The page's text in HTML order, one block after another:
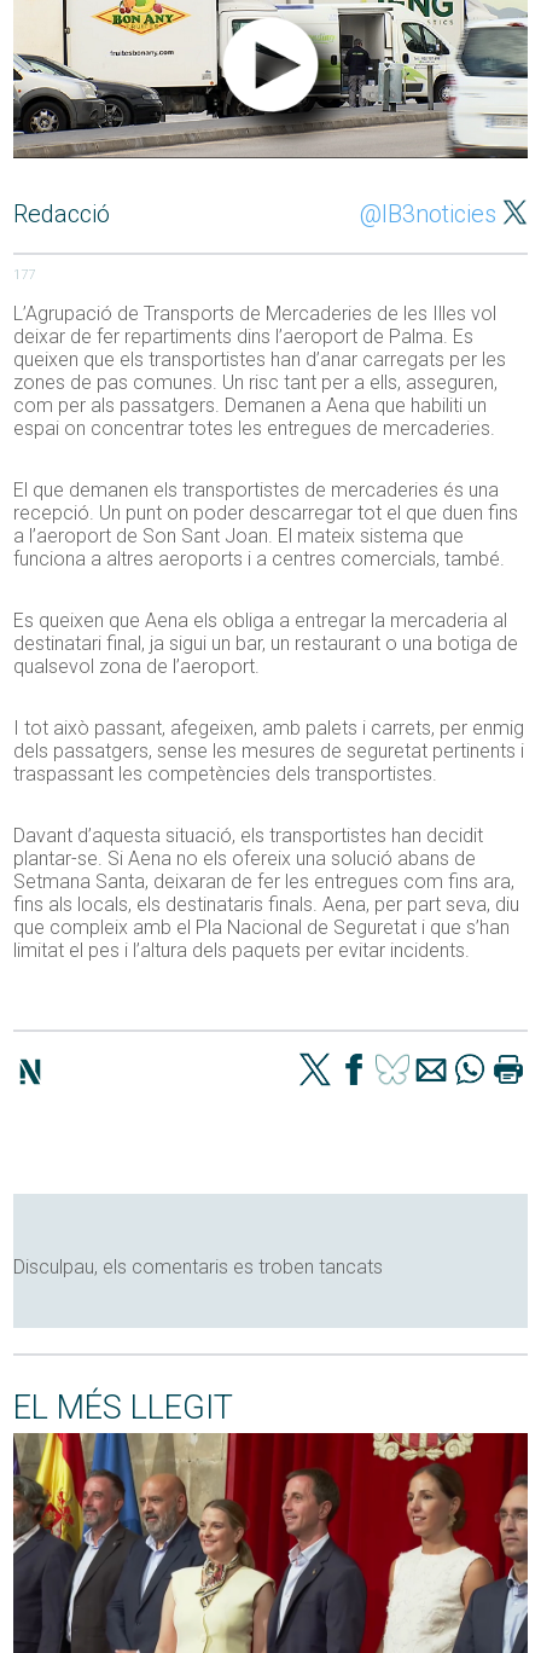
Redacció @IB3noticies
177
L’Agrupació de Transports de Mercaderies de les Illes vol
deixar de fer repartiments dins l’aeroport de Palma. Es
queixen que els transportistes han d’anar carregats per les
zones de pas comunes. Un risc tant per a ells, asseguren,
com per als passatgers. Demanen a Aena que habiliti un
espai on concentrar totes les entregues de mercaderies.
El que demanen els transportistes de mercaderies és una
recepció. Un punt on poder descarregar tot el que duen fins
a l’aeroport de Son Sant Joan. El mateix sistema que
funciona a altres aeroports i a centres comercials, també.
Es queixen que Aena els obliga a entregar la mercaderia al
destinatari final, ja sigui un bar, un restaurant o una botiga de
qualsevol zona de l’aeroport.
I tot això passant, afegeixen, amb palets i carrets, per enmig
dels passatgers, sense les mesures de seguretat pertinents i
traspassant les competències dels transportistes.
Davant d’aquesta situació, els transportistes han decidit
plantar-se. Si Aena no els ofereix una solució abans de
Setmana Santa, deixaran de fer les entregues com fins ara,
fins als locals, els destinataris finals. Aena, per part seva, diu
que compleix amb el Pla Nacional de Seguretat i que s’han
limitat el pes i l’altura dels paquets per evitar incidents.
Disculpau, els comentaris es troben tancats
EL MÉS LLEGIT